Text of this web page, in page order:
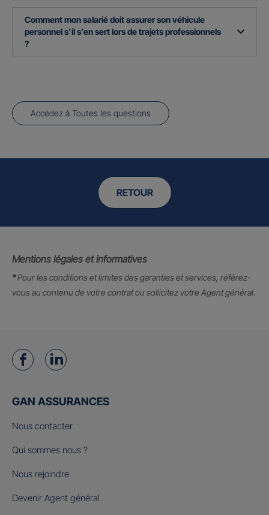
Comment mon salarié doit assurer son véhicule
personnel s’il s’en sert lors de trajets professionnels
?
Accédez à Toutes les questions
RETOUR
Mentions légales et informatives
*Pour les conditions et limites des garanties et services, référez-
vous au contenu de votre contrat ou sollicitez votre Agent général.
GAN ASSURANCES
Nous contacter
Qui sommes nous ?
Nous rejoindre
Devenir Agent général